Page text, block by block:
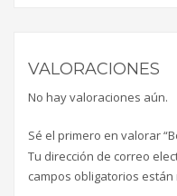
VALORACIONES
No hay valoraciones aún.
Sé el primero en valorar
Tu dirección de correo
campos obligatorios están